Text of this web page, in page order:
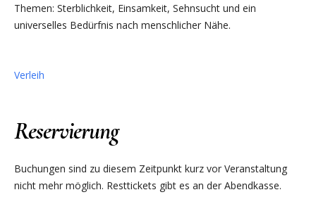
Themen: Sterblichkeit, Einsamkeit, Sehnsucht und ein
universelles Bedürfnis nach menschlicher Nähe.
Verleih
Reservierung
Buchungen sind zu diesem Zeitpunkt kurz vor Veranstaltung
nicht mehr möglich. Resttickets gibt es an der Abendkasse.